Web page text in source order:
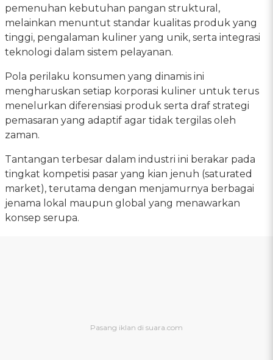
pemenuhan kebutuhan pangan struktural,
melainkan menuntut standar kualitas produk yang
tinggi, pengalaman kuliner yang unik, serta integrasi
teknologi dalam sistem pelayanan.
Pola perilaku konsumen yang dinamis ini
mengharuskan setiap korporasi kuliner untuk terus
menelurkan diferensiasi produk serta draf strategi
pemasaran yang adaptif agar tidak tergilas oleh
zaman.
Tantangan terbesar dalam industri ini berakar pada
tingkat kompetisi pasar yang kian jenuh (saturated
market), terutama dengan menjamurnya berbagai
jenama lokal maupun global yang menawarkan
konsep serupa.